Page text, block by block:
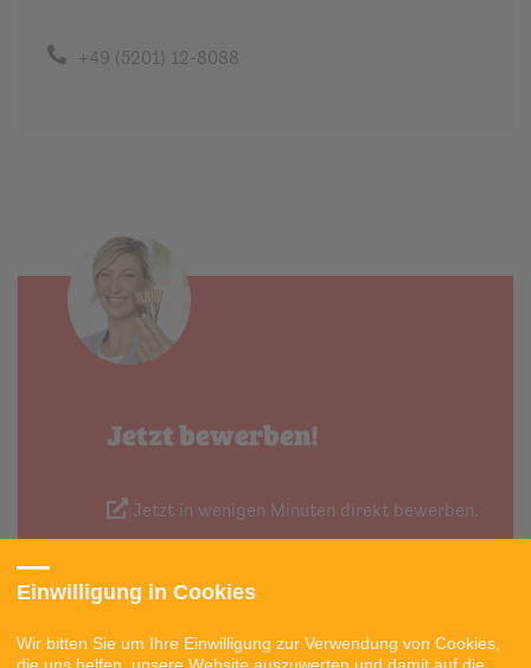
Einwilligung in Cookies
Wir bitten Sie um Ihre Einwilligung zur Verwendung von Cookies,
+49 (5201) 12-8088
Jetzt bewerben!
Jetzt in wenigen Minuten direkt bewerben.